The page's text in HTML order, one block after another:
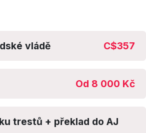
vládě C$357
Od 8 000 Kč
trestů + překlad do AJ